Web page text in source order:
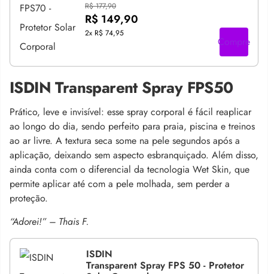
R$ 177,90
R$ 149,90
2x R$ 74,95
Compre
ISDIN Transparent Spray FPS50
Prático, leve e invisível: esse spray corporal é fácil reaplicar
ao longo do dia, sendo perfeito para praia, piscina e treinos
ao ar livre. A textura seca some na pele segundos após a
aplicação, deixando sem aspecto esbranquiçado. Além disso,
ainda conta com o diferencial da tecnologia Wet Skin, que
permite aplicar até com a pele molhada, sem perder a
proteção.
“Adorei!” – Thais F.
ISDIN
Transparent Spray FPS 50 - Protetor